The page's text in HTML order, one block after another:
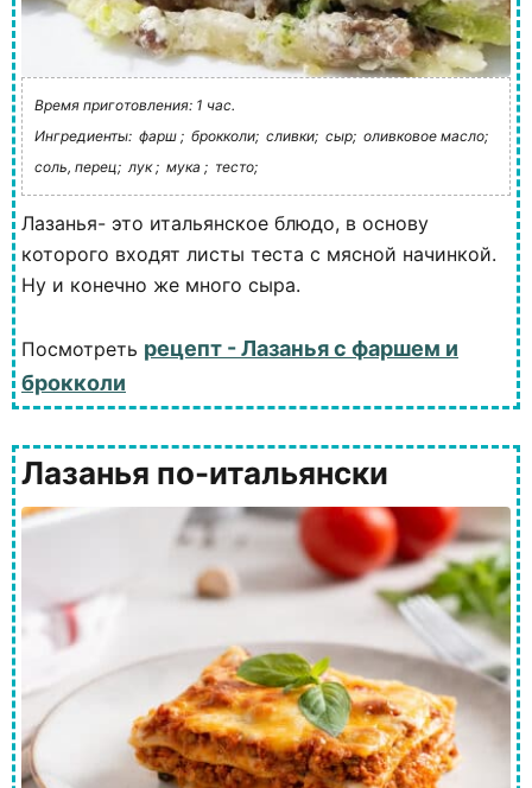
Время приготовления: 1 час.
Ингредиенты: фарш ; брокколи; сливки; сыр; оливковое масло;
соль, перец; лук ; мука ; тесто;
Лазанья- это итальянское блюдо, в основу
которого входят листы теста с мясной начинкой.
Ну и конечно же много сыра.
Посмотреть рецепт - Лазанья с фаршем и
брокколи
Лазанья по-итальянски